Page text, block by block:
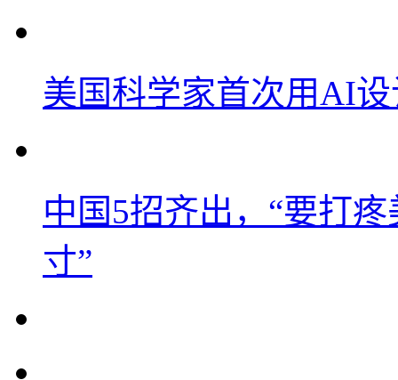
美国科学家首次用AI
中国5招齐出，“要打
寸”